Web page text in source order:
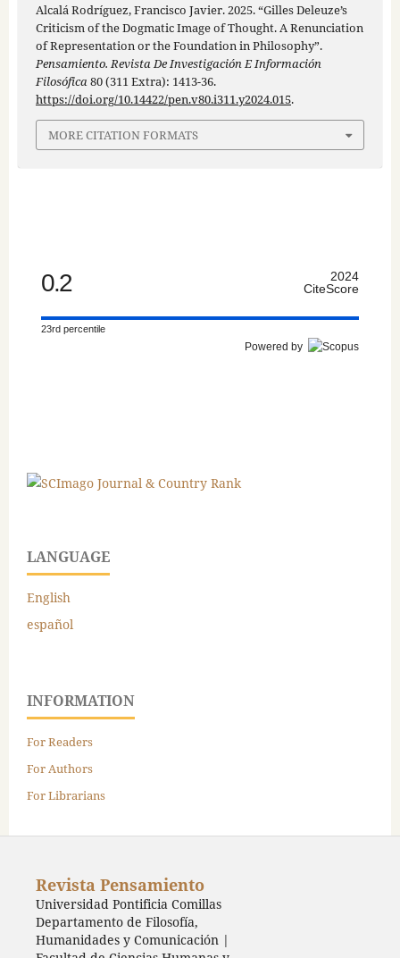
Alcalá Rodríguez, Francisco Javier. 2025. “Gilles Deleuze’s
Criticism of the Dogmatic Image of Thought. A Renunciation
of Representation or the Foundation in Philosophy”.
Pensamiento. Revista De Investigación E Información
Filosófica80 (311 Extra): 1413-36.
https://doi.org/10.14422/pen.v80.i311.y2024.015.
MORE CITATION FORMATS
0.2
2024
CiteScore
23rd percentile
Powered by
LANGUAGE
English
español
INFORMATION
For Readers
For Authors
For Librarians
Revista Pensamiento
Universidad Pontificia Comillas
Departamento de Filosofía,
Humanidades y Comunicación |